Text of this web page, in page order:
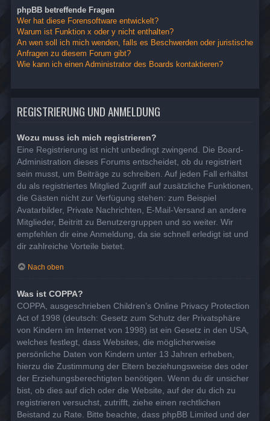
phpBB betreffende Fragen
Wer hat diese Forensoftware entwickelt?
Warum ist Funktion x oder y nicht enthalten?
An wen soll ich mich wenden, falls es Beschwerden oder juristische
Anfragen zu diesem Forum gibt?
Wie kann ich einen Administrator des Boards kontaktieren?
REGISTRIERUNG UND ANMELDUNG
Wozu muss ich mich registrieren?
Eine Registrierung ist nicht unbedingt zwingend. Die Board-
Administration dieses Forums entscheidet, ob du registriert
sein musst, um Beiträge zu schreiben. Auf jeden Fall erhältst
du als registriertes Mitglied Zugriff auf zusätzliche Funktionen,
die Gästen nicht zur Verfügung stehen: zum Beispiel
Avatarbilder, Private Nachrichten, E-Mail-Versand an andere
Mitglieder, Beitritt zu Benutzergruppen und so weiter. Wir
empfehlen dir eine Anmeldung, da sie schnell erledigt ist und
dir zahlreiche Vorteile bietet.
Nach oben
Was ist COPPA?
COPPA, ausgeschrieben Children’s Online Privacy Protection
Act of 1998 (deutsch: Gesetz zum Schutz der Privatsphäre
von Kindern im Internet von 1998) ist ein Gesetz in den USA,
welches festlegt, dass Websites, die möglicherweise
persönliche Daten von Kindern unter 13 Jahren erheben,
hierzu die Zustimmung der Eltern beziehungsweise des oder
der Erziehungsberechtigten benötigen. Wenn du dir unsicher
bist, ob dies auf dich oder die Website, auf der du dich zu
registrieren versuchst, zutrifft, ziehe einen rechtlichen
Beistand zu Rate. Bitte beachte, dass phpBB Limited und der